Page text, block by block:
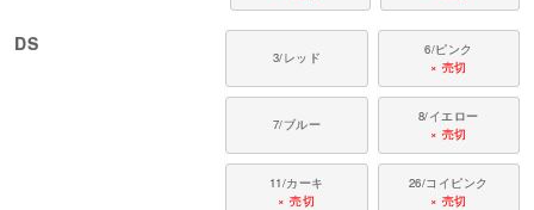
DS
3/レッド
6/ピンク
× 売切
7/ブルー
8/イエロー
× 売切
11/カーキ
× 売切
26/コイピンク
× 売切